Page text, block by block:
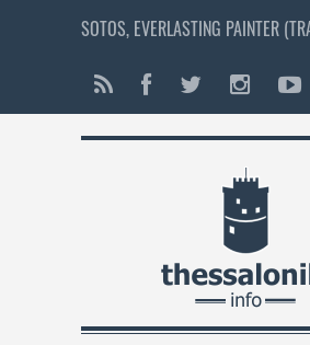
SOTOS, EVERLASTING PAINTER